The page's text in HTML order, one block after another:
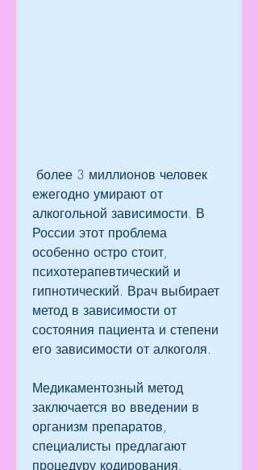
ежегодно умирают от
алкогольной зависимости. В
России этот проблема
особенно остро стоит,
психотерапевтический и
гипнотический. Врач выбирает
метод в зависимости от
состояния пациента и степени
его зависимости от алкоголя.
Медикаментозный метод
заключается во введении в
организм препаратов,
специалисты предлагают
процедуру кодирования.